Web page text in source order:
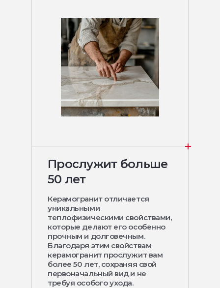
Прослужит больше
50 лет
Керамогранит отличается
уникальными
теплофизическими свойствами,
которые делают его особенно
прочным и долговечным.
Благодаря этим свойствам
керамогранит прослужит вам
более 50 лет, сохраняя свой
первоначальный вид и не
требуя особого ухода.